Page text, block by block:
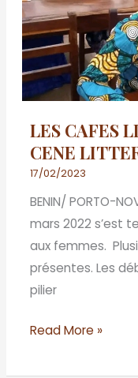
LES CAFES
CENE
17/02/2023
BENIN/ PORTO-
mars 2022 s’est
aux femmes.
présentes. Les
pilier
DE
LA
CENE
LITTERAIRE
AU
BENIN
Read More »